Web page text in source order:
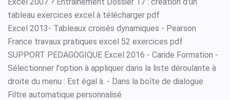
tableau exercices excel à télécharger pdf
Excel 2013- Tableaux croisés dynamiques - Pearson
France travaux pratiques excel 52 exercices pdf
SUPPORT PEDAGOGIQUE Excel 2016 - Caride Formation -
Sélectionner l'option à appliquer dans la liste déroulante à
droite du menu : Est égal à. - Dans la boîte de dialogue
Filtre automatique personnalisé